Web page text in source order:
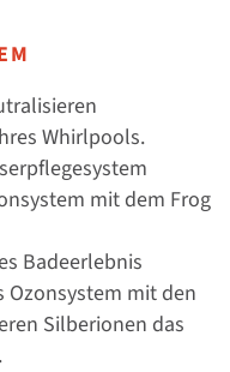
Whirlpools.
mit dem Frog
Badeerlebnis
Ozonsystem mit den
Silberionen das